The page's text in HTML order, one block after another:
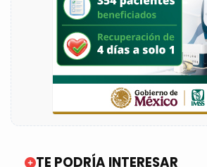
TE PODRÍA INTERESAR